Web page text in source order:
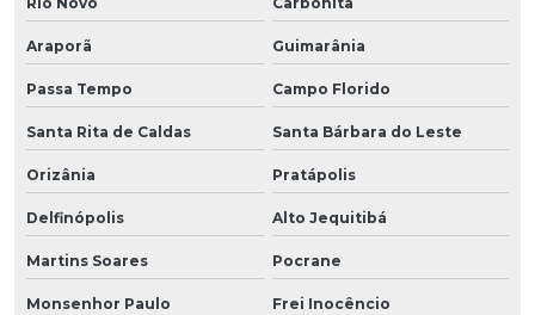
Araporã Guimarânia
Passa Tempo Campo Florido
Santa Rita de Caldas Santa Bárbara do Leste
Orizânia Pratápolis
Delfinópolis Alto Jequitibá
Martins Soares Pocrane
Monsenhor Paulo Frei Inocêncio